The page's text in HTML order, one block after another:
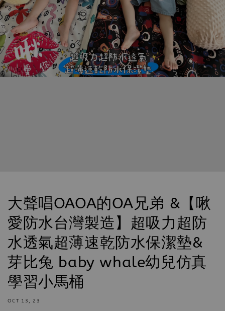
大聲唱OAOA的OA兄弟 &【啾
愛防水台灣製造】超吸力超防
水透氣超薄速乾防水保潔墊&
芽比兔 baby whale幼兒仿真
學習小馬桶
OCT 13, 23